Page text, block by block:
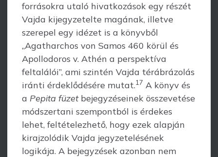
forrásokra utaló hivat­kozások egy részét
Vajda kijegyzetelte magának, illetve
szerepel egy idézet is a könyv­ből
„Agatharchos von Samos 460 körül és
Apollodoros v. Athén a perspektíva
feltalálói”, ami szintén Vajda térábrázolás
iránti érdeklődésére mutat.17 A könyv és
a Pepita füzetbejegyzéseinek összevetése
módszertani szempontból is érdekes
lehet, fel­tételezhető, hogy ezek alapján
kirajzolódik Vajda jegyzetelésének
logikája. A bejegy­zések azonban nem